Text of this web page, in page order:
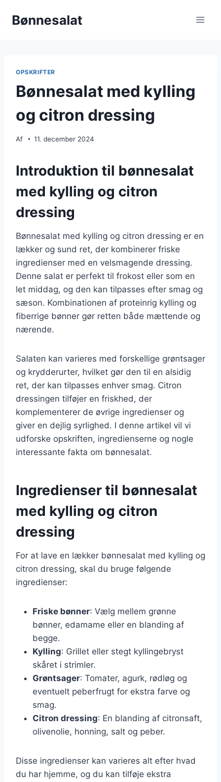
Bønnesalat
OPSKRIFTER
Bønnesalat med kylling
og citron dressing
Af 11. december 2024
Introduktion til bønnesalat
med kylling og citron
dressing
Bønnesalat med kylling og citron dressing er en
lækker og sund ret, der kombinerer friske
ingredienser med en velsmagende dressing.
Denne salat er perfekt til frokost eller som en
let middag, og den kan tilpasses efter smag og
sæson. Kombinationen af proteinrig kylling og
fiberrige bønner gør retten både mættende og
nærende.
Salaten kan varieres med forskellige grøntsager
og krydderurter, hvilket gør den til en alsidig
ret, der kan tilpasses enhver smag. Citron
dressingen tilføjer en friskhed, der
komplementerer de øvrige ingredienser og
giver en dejlig syrlighed. I denne artikel vil vi
udforske opskriften, ingredienserne og nogle
interessante fakta om bønnesalat.
Ingredienser til bønnesalat
med kylling og citron
dressing
For at lave en lækker bønnesalat med kylling og
citron dressing, skal du bruge følgende
ingredienser:
Friske bønner: Vælg mellem grønne
bønner, edamame eller en blanding af
begge.
Kylling: Grillet eller stegt kyllingebryst
skåret i strimler.
Grøntsager: Tomater, agurk, rødløg og
eventuelt peberfrugt for ekstra farve og
smag.
Citron dressing: En blanding af citronsaft,
olivenolie, honning, salt og peber.
Disse ingredienser kan varieres alt efter hvad
du har hjemme, og du kan tilføje ekstra